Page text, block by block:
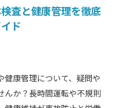
査と健康管理を徹底
ド
健康管理について、疑問や
んか？長時間運転や不規則